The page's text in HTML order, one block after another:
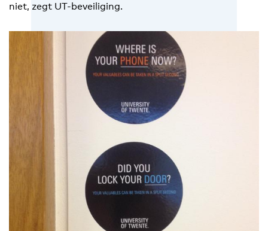
niet, zegt UT-beveiliging.